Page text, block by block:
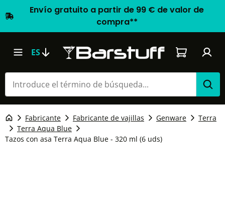
Envío gratuito a partir de 99 € de valor de
compra**
ES El carrito
Fabricante Fabricante de vajillas Genware
Terra
Terra Aqua Blue
Tazos con asa Terra Aqua Blue - 320 ml (6 uds)